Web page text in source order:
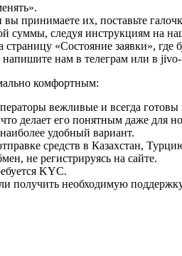
принимаете их, поставьте
суммы, следуя инструкциям на
«Состояние заявки», где
нам в телеграм или в
комфортным:
вежливые и всегда готовы
делает его понятным даже для
удобный вариант.
средств в Казахстан,
не регистрируясь на сайте.
KYC.
получить необходимую